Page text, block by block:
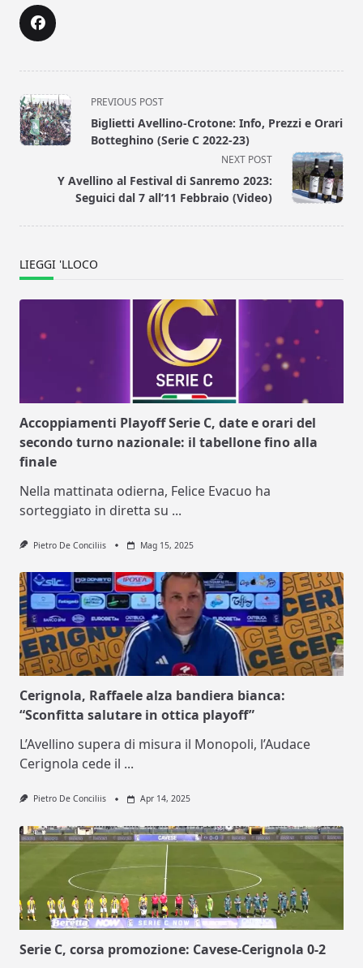
<span
class="nav-
subtitle
reader-
text">Page</span>
PREVIOUS POST
Biglietti Avellino-Crotone: Info, Prezzi e Orari
Botteghino (Serie C 2022-23)
NEXT POST
Y Avellino al Festival di Sanremo 2023:
Seguici dal 7 all’11 Febbraio (Video)
LIEGGI 'LLOCO
Accoppiamenti Playoff Serie C, date e orari del
secondo turno nazionale: il tabellone fino alla
finale
Nella mattinata odierna, Felice Evacuo ha
sorteggiato in diretta su ...
Pietro De Conciliis Mag 15, 2025
Cerignola, Raffaele alza bandiera bianca:
“Sconfitta salutare in ottica playoff”
L’Avellino supera di misura il Monopoli, l’Audace
Cerignola cede il ...
Pietro De Conciliis Apr 14, 2025
Serie C, corsa promozione: Cavese-Cerignola 0-2